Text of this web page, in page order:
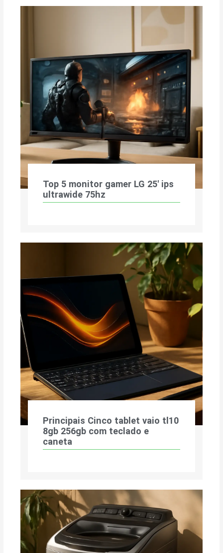
Top 5 monitor gamer LG 25′ ips
ultrawide 75hz
Principais Cinco tablet vaio tl10
8gb 256gb com teclado e
caneta